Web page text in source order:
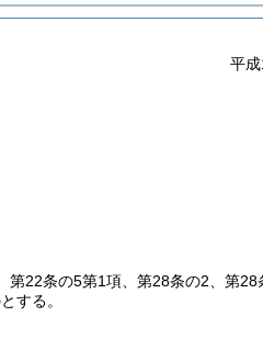
平
第22条の5第1項、第28条の2、第28
する。